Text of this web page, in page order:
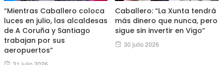
“Mientras Caballero coloca
luces en julio, las alcaldesas
de A Coruña y Santiago
trabajan por sus
aeropuertos”
Posted
Caballero: “La Xunta tendrá
más dinero que nunca, pero
sigue sin invertir en Vigo”
Posted
30 julio 2026